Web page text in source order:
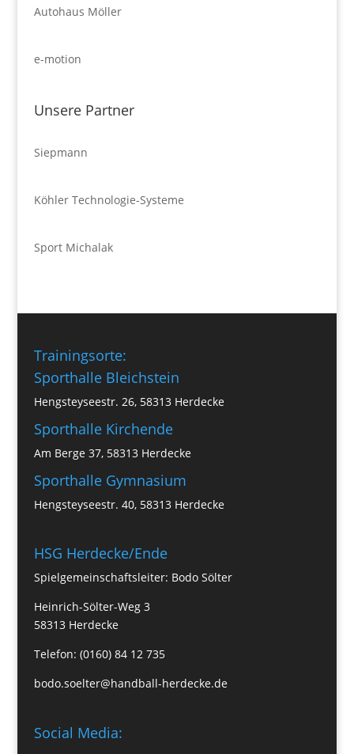
Autohaus Möller
e-motion
Unsere Partner
Siepmann
Köhler Technologie-Systeme
Sport Michalak
Trainingsorte:
Sporthalle Bleichstein
Hengsteyseestr. 26, 58313 Herdecke
Sporthalle Kirchende
Am Berge 37, 58313 Herdecke
Sporthalle Gymnasium
Hengsteyseestr. 40, 58313 Herdecke
HSG Herdecke/Ende
Spielgemeinschaftsleiter: Bodo Sölter
Heinrich-Sölter-Weg 3
58313 Herdecke
Telefon: (0160) 84 12 735
bodo.soelter@handball-herdecke.de
Social Media: